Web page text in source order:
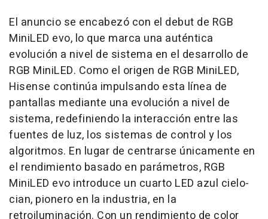
El anuncio se encabezó con el debut de RGB
MiniLED evo, lo que marca una auténtica
evolución a nivel de sistema en el desarrollo de
RGB MiniLED. Como el origen de RGB MiniLED,
Hisense continúa impulsando esta línea de
pantallas mediante una evolución a nivel de
sistema, redefiniendo la interacción entre las
fuentes de luz, los sistemas de control y los
algoritmos. En lugar de centrarse únicamente en
el rendimiento basado en parámetros, RGB
MiniLED evo introduce un cuarto LED azul cielo-
cian, pionero en la industria, en la
retroiluminación. Con un rendimiento de color